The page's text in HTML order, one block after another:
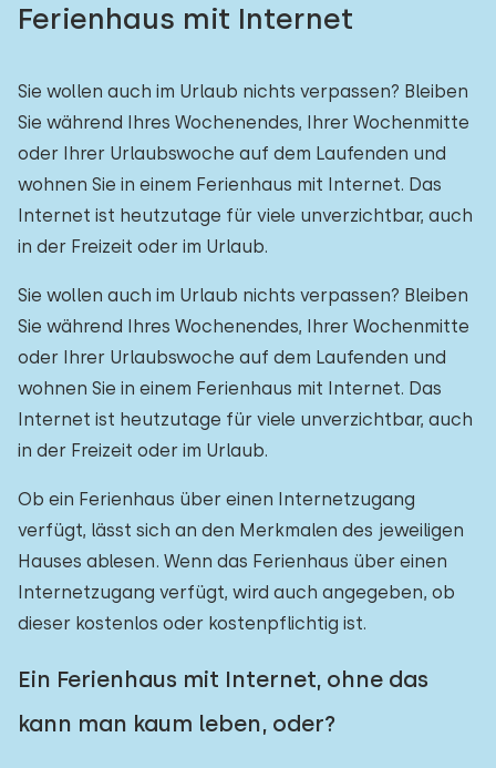
Ferienhaus mit Internet
Sie wollen auch im Urlaub nichts verpassen? Bleiben
Sie während Ihres Wochenendes, Ihrer Wochenmitte
oder Ihrer Urlaubswoche auf dem Laufenden und
wohnen Sie in einem Ferienhaus mit Internet. Das
Internet ist heutzutage für viele unverzichtbar, auch
in der Freizeit oder im Urlaub.
Sie wollen auch im Urlaub nichts verpassen? Bleiben
Sie während Ihres Wochenendes, Ihrer Wochenmitte
oder Ihrer Urlaubswoche auf dem Laufenden und
wohnen Sie in einem Ferienhaus mit Internet. Das
Internet ist heutzutage für viele unverzichtbar, auch
in der Freizeit oder im Urlaub.
Ob ein Ferienhaus über einen Internetzugang
verfügt, lässt sich an den Merkmalen des jeweiligen
Hauses ablesen. Wenn das Ferienhaus über einen
Internetzugang verfügt, wird auch angegeben, ob
dieser kostenlos oder kostenpflichtig ist.
Ein Ferienhaus mit Internet, ohne das
kann man kaum leben, oder?